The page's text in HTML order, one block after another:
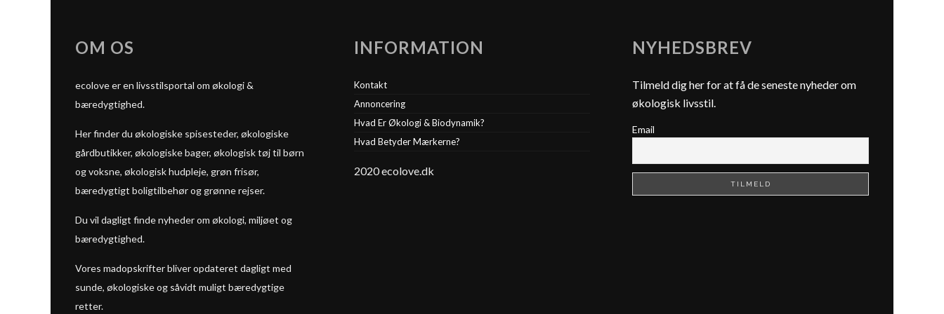
OM OS
ecolove er en livsstilsportal om økologi &
bæredygtighed.
Her finder du økologiske spisesteder, økologiske
gårdbutikker, økologiske bager, økologisk tøj til børn
og voksne, økologisk hudpleje, grøn frisør,
bæredygtigt boligtilbehør og grønne rejser.
Du vil dagligt finde nyheder om økologi, miljøet og
bæredygtighed.
Vores madopskrifter bliver opdateret dagligt med
sunde, økologiske og såvidt muligt bæredygtige
retter.
INFORMATION
Kontakt
Annoncering
Hvad Er Økologi & Biodynamik?
Hvad Betyder Mærkerne?
2020 ecolove.dk
NYHEDSBREV
Tilmeld dig her for at få de seneste nyheder om
økologisk livsstil.
Email